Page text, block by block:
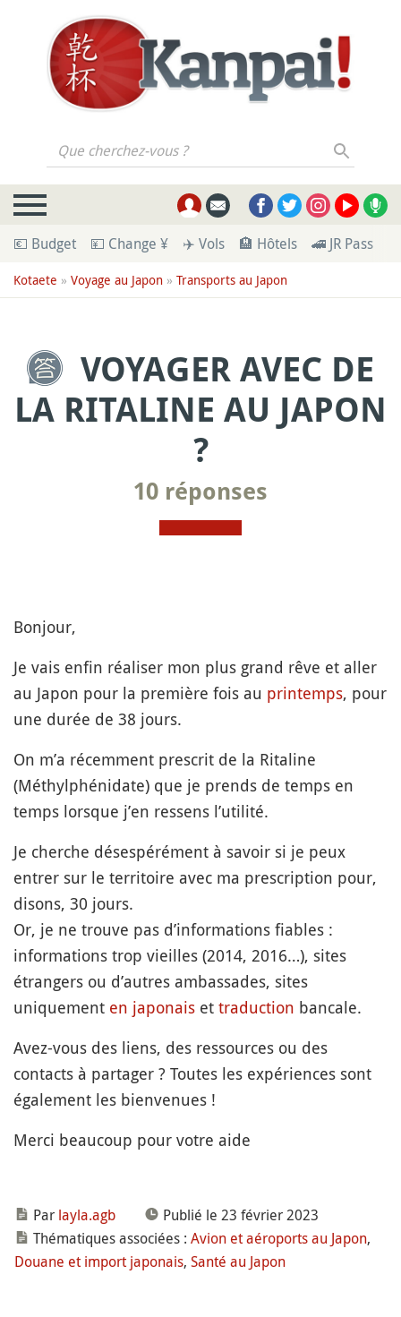
Que cherchez-vous ?
💶 Budget 💴 Change ¥ ✈️ Vols 🏨 Hôtels 🚄 JR Pass
Kotaete » Voyage au Japon » Transports au Japon
VOYAGER AVEC DE
LA RITALINE AU JAPON
?
10 réponses
Bonjour,
Je vais enfin réaliser mon plus grand rêve et aller
au Japon pour la première fois au printemps, pour
une durée de 38 jours.
On m’a récemment prescrit de la Ritaline
(Méthylphénidate) que je prends de temps en
temps lorsque j’en ressens l’utilité.
Je cherche désespérément à savoir si je peux
entrer sur le territoire avec ma prescription pour,
disons, 30 jours.
Or, je ne trouve pas d’informations fiables :
informations trop vieilles (2014, 2016…), sites
étrangers ou d’autres ambassades, sites
uniquement en japonais et traduction bancale.
Avez-vous des liens, des ressources ou des
contacts à partager ? Toutes les expériences sont
également les bienvenues !
Merci beaucoup pour votre aide
Par layla.agb
Publié le 23 février 2023
Thématiques associées : Avion et aéroports au Japon,
Douane et import japonais, Santé au Japon